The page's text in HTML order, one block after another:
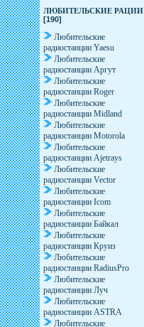
ЛЮБИТЕЛЬСКИЕ РАЦИИ
[190]
Любительские
радиостанции Yaesu
Любительские
радиостанции Аргут
Любительские
радиостанции Roger
Любительские
радиостанции Midland
Любительские
радиостанции Motorola
Любительские
радиостанции Ajetrays
Любительские
радиостанции Vector
Любительские
радиостанции Icom
Любительские
радиостанции Байкал
Любительские
радиостанции Круиз
Любительские
радиостанции RadiusPro
Любительские
радиостанции Луч
Любительские
радиостанции ASTRA
Любительские